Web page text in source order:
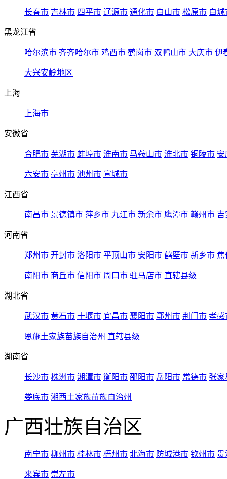
长春市 吉林市 四平市 辽源市 通化市 白山市 松原市 白城
黑龙江省
哈尔滨市 齐齐哈尔市 鸡西市 鹤岗市 双鸭山市 大庆市 伊
大兴安岭地区
上海
上海市
安徽省
合肥市 芜湖市 蚌埠市 淮南市 马鞍山市 淮北市 铜陵市 安
六安市 亳州市 池州市 宣城市
江西省
南昌市 景德镇市 萍乡市 九江市 新余市 鹰潭市 赣州市 吉
河南省
郑州市 开封市 洛阳市 平顶山市 安阳市 鹤壁市 新乡市 焦
南阳市 商丘市 信阳市 周口市 驻马店市 直辖县级
湖北省
武汉市 黄石市 十堰市 宜昌市 襄阳市 鄂州市 荆门市 孝感
恩施土家族苗族自治州 直辖县级
湖南省
长沙市 株洲市 湘潭市 衡阳市 邵阳市 岳阳市 常德市 张家
娄底市 湘西土家族苗族自治州
广西壮族自治区
南宁市 柳州市 桂林市 梧州市 北海市 防城港市 钦州市 贵
来宾市 崇左市